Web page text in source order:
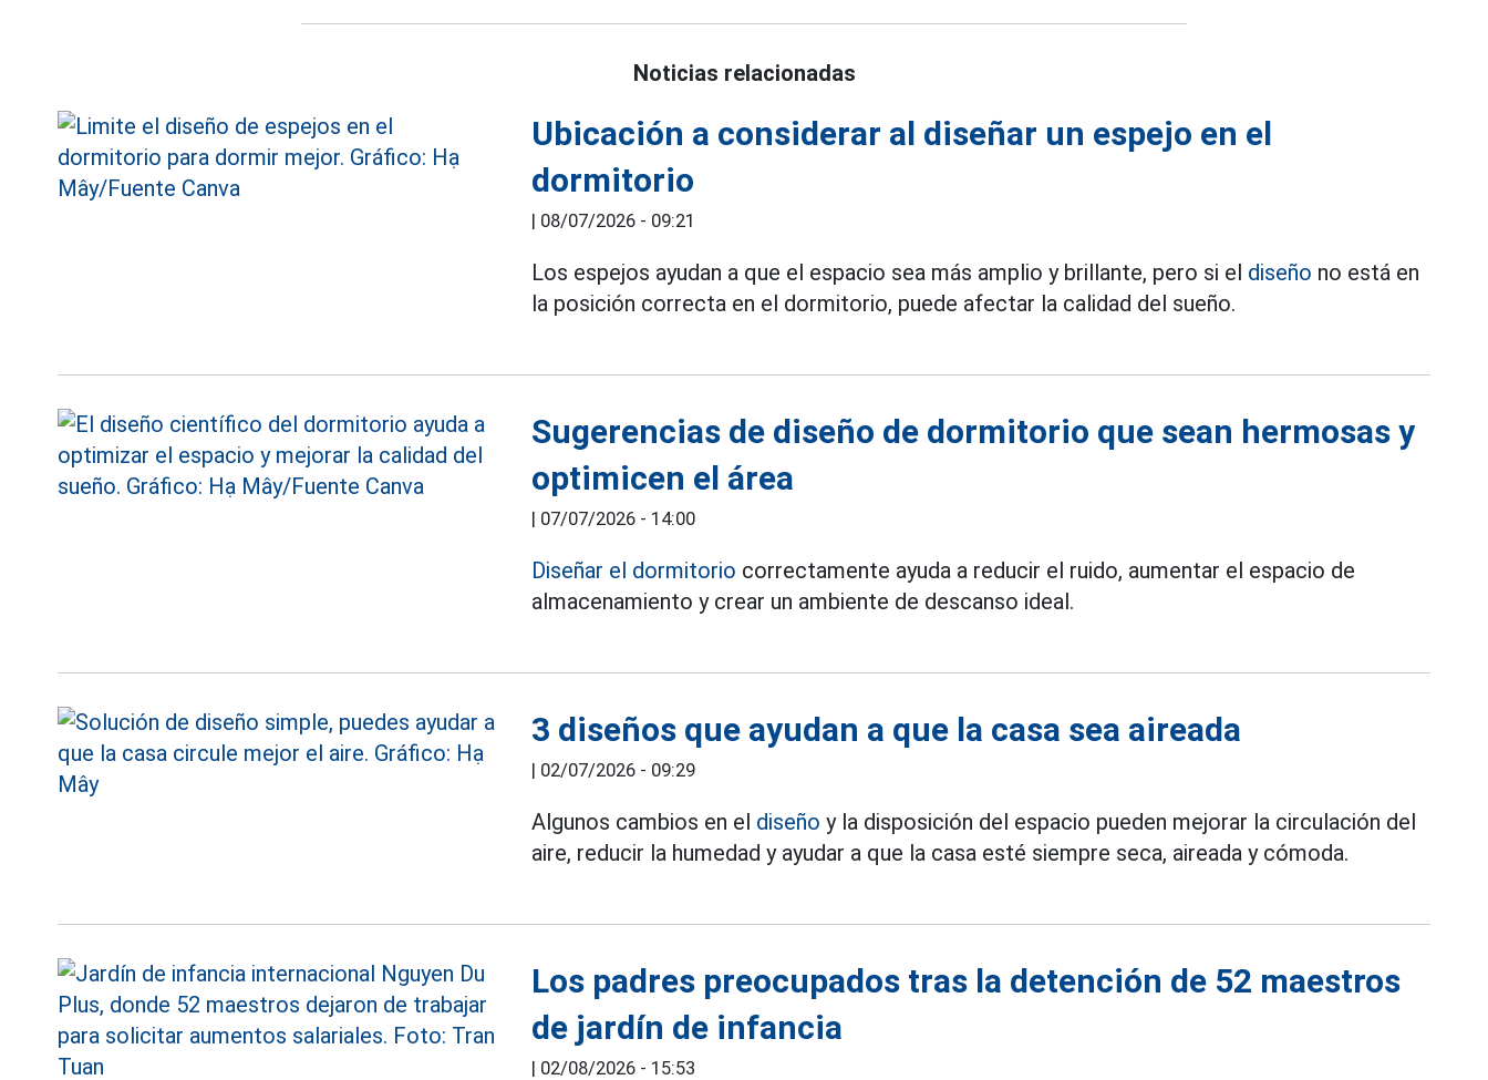
Noticias relacionadas
Ubicación a considerar al diseñar un espejo en el
dormitorio
| 08/07/2026 - 09:21
Los espejos ayudan a que el espacio sea más amplio y brillante, pero si el diseño no está en
la posición correcta en el dormitorio, puede afectar la calidad del sueño.
Sugerencias de diseño de dormitorio que sean hermosas y
optimicen el área
| 07/07/2026 - 14:00
Diseñar el dormitorio correctamente ayuda a reducir el ruido, aumentar el espacio de
almacenamiento y crear un ambiente de descanso ideal.
3 diseños que ayudan a que la casa sea aireada
| 02/07/2026 - 09:29
Algunos cambios en el diseño y la disposición del espacio pueden mejorar la circulación del
aire, reducir la humedad y ayudar a que la casa esté siempre seca, aireada y cómoda.
Los padres preocupados tras la detención de 52 maestros
de jardín de infancia
| 02/08/2026 - 15:53